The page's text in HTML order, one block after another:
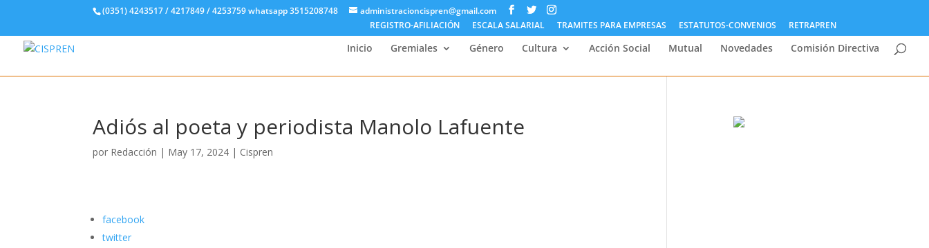
(0351) 4243517 / 4217849 / 4253759 whatsapp 3515208748
administracioncispren@gmail.com
REGISTRO-AFILIACIÓN
ESCALA SALARIAL TRAMITES PARA EMPRESAS ESTATUTOS-CONVENIOS RETRAPREN
Inicio Gremiales Género Cultura Acción Social Mutual Novedades Comisión Directiva
Adiós al poeta y periodista Manolo Lafuente
por Redacción | May 17, 2024 | Cispren
facebook
twitter